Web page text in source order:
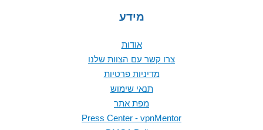
מידע
אודות
צרו קשר עם הצוות שלנו
מדיניות פרטיות
תנאי שימוש
מפת אתר
Press Center - vpnMentor